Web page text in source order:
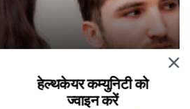
treatment) क्यों किया जाता है?
हेल्थकेयर कम्युनिटी को
ज्वाइन करें